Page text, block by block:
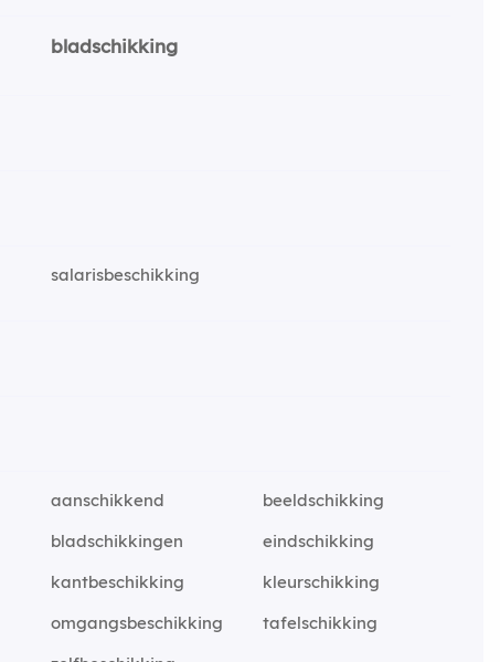
bladschikking
salarisbeschikking
aanschikkend
beeldschikking
bladschikkingen
eindschikking
kantbeschikking
kleurschikking
omgangsbeschikking
tafelschikking